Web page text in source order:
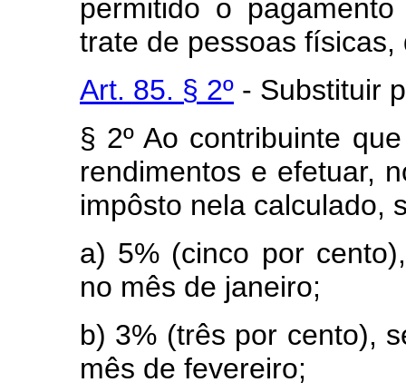
permitido o
trate de pessoas
Art. 85. § 2º - Substituir
§ 2º Ao contribuinte
rendimentos e efetuar,
impôsto nela calculado,
a) 5% (cinco por
no mês de janeiro;
b) 3% (três por cento),
mês de fevereiro;